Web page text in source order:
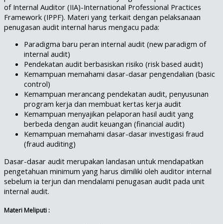
of Internal Auditor (IIA)-International Professional Practices
Framework (IPPF). Materi yang terkait dengan pelaksanaan
penugasan audit internal harus mengacu pada:
Paradigma baru peran internal audit (new paradigm of
internal audit)
Pendekatan audit berbasiskan risiko (risk based audit)
Kemampuan memahami dasar-dasar pengendalian (basic
control)
Kemampuan merancang pendekatan audit, penyusunan
program kerja dan membuat kertas kerja audit
Kemampuan menyajikan pelaporan hasil audit yang
berbeda dengan audit keuangan (financial audit)
Kemampuan memahami dasar-dasar investigasi fraud
(fraud auditing)
Dasar-dasar audit merupakan landasan untuk mendapatkan
pengetahuan minimum yang harus dimiliki oleh auditor internal
sebelum ia terjun dan mendalami penugasan audit pada unit
internal audit.
Materi Meliputi :